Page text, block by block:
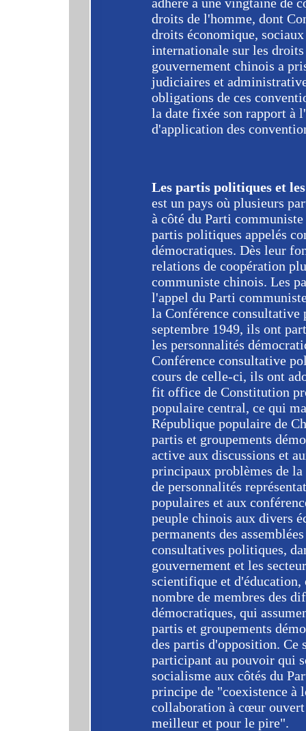
droits de l'homme, dont
droits économique,
internationale sur les
gouvernement chinois a
judiciaires et
obligations de ces
la date fixée son rapport à
d'application des
Les partis politiques et
est un pays où plusieurs
à côté du Parti
partis politiques appelés
démocratiques. Dès leur
relations de coopération
communiste chinois. Les
l'appel du Parti
la Conférence
septembre 1949, ils ont
les personnalités
Conférence consultative
cours de celle-ci, ils ont
fit office de Constitution
populaire central, ce qui
République populaire de
partis et groupements
active aux discussions et
principaux problèmes de
de personnalités
populaires et aux
peuple chinois aux divers
permanents des
consultatives politiques,
gouvernement et les
scientifique et d'éducation,
nombre de membres des
démocratiques, qui
partis et groupements
des partis d'opposition. Ce
participant au pouvoir qui
socialisme aux côtés du
principe de "coexistence à
collaboration à cœur
meilleur et pour le pire".